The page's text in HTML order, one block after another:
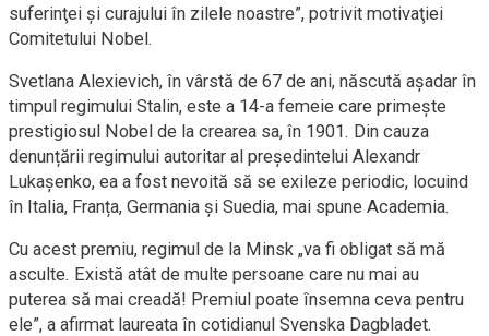
suferinţei şi curajului în zilele noastre”, potrivit motivaţiei
Comitetului Nobel.
Svetlana Alexievich, în vârstă de 67 de ani, născută așadar în
timpul regimului Stalin, este a 14-a femeie care primește
prestigiosul Nobel de la crearea sa, în 1901. Din cauza
denunțării regimului autoritar al președintelui Alexandr
Lukașenko, ea a fost nevoită să se exileze periodic, locuind
în Italia, Franța, Germania și Suedia, mai spune Academia.
Cu acest premiu, regimul de la Minsk „va fi obligat să mă
asculte. Există atât de multe persoane care nu mai au
puterea să mai creadă! Premiul poate însemna ceva pentru
ele”, a afirmat laureata în cotidianul Svenska Dagbladet.